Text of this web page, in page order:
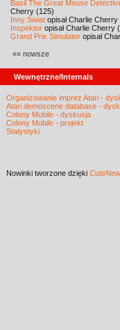
Basil The Great Mouse
Cherry (125)
Inny Świat opisał Charlie Cherry
Inspektor opisał Charlie Cherry
Grand Prix Simulator opisał
«« nowsze
Wewnętrzne/Internals
Organizowanie imprez Atari -
Atari demoscene database -
Colony Mobile - dyskusja
Colony Mobile - projekt
Statystyki
Nowinki tworzone dzięki